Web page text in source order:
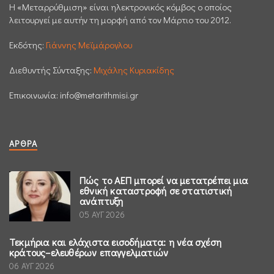
H «Μεταρρύθμιση» είναι ηλεκτρονικός κόμβος ο οποίος
λειτουργεί με αυτήν τη μορφή από τον Μάρτιο του 2012.
Εκδότης: Γιάννης Μεϊμάρογλου
Διεθυντής Σύνταξης: Μιχάλης Κυριακίδης
Επικοινωνία: info@metarithmisi.gr
ΆΡΘΡΑ
Πώς το ΑΕΠ μπορεί να μετατρέπει μια
εθνική καταστροφή σε στατιστική
ανάπτυξη
05 ΑΥΓ 2026
Τεκμήρια και ελάχιστα εισοδήματα: η νέα σχέση
κράτους–ελευθέρων επαγγελματιών
06 ΑΥΓ 2026